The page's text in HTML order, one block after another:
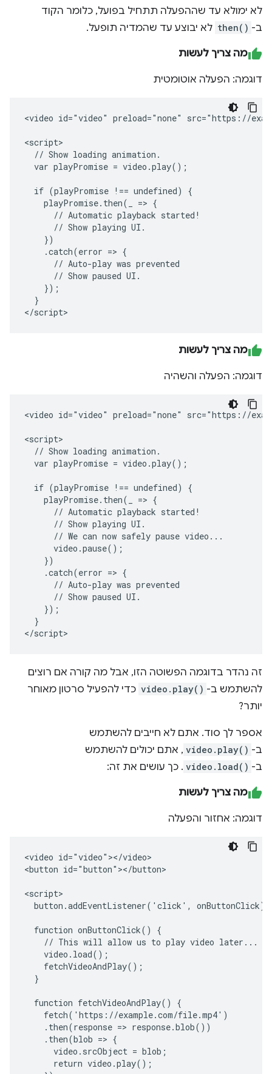
לא ימולא עד שההפעלה תתחיל בפועל, כלומר הקוד
ב- then() לא יבוצע עד שהמדיה תופעל.
מה צריך לעשות
דוגמה: הפעלה אוטומטית
<video id="video" preload="none" src="https://
<script>
  // Show loading animation.
  var playPromise = video.play();
  if (playPromise !== undefined) {
    playPromise.then(_ => {
      // Automatic playback started!
      // Show playing UI.
    })
    .catch(error => {
      // Auto-play was prevented
      // Show paused UI.
    });
  }
</script>
מה צריך לעשות
דוגמה: הפעלה והשהיה
<video id="video" preload="none" src="https://
<script>
  // Show loading animation.
  var playPromise = video.play();
  if (playPromise !== undefined) {
    playPromise.then(_ => {
      // Automatic playback started!
      // Show playing UI.
      // We can now safely pause video...
      video.pause();
    })
    .catch(error => {
      // Auto-play was prevented
      // Show paused UI.
    });
  }
</script>
זה נהדר בדוגמה הפשוטה הזו, אבל מה קורה אם רוצים
להשתמש ב- video.play() כדי להפעיל סרטון מאוחר
יותר?
אספר לך סוד. אתם לא חייבים להשתמש
ב- video.play() , אתם יכולים להשתמש
ב- video.load() . כך עושים את זה:
מה צריך לעשות
דוגמה: אחזור והפעלה
<video id="video"></video>
<button id="button"></button>
<script>
  button.addEventListener('click', onButtonClick);
  function onButtonClick() {
    // This will allow us to play video later...
    video.load();
    fetchVideoAndPlay();
  }
  function fetchVideoAndPlay() {
    fetch('https://example.com/file.mp4')
    .then(response => response.blob())
    .then(blob => {
      video.srcObject = blob;
      return video.play();